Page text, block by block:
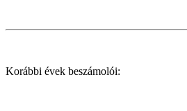
Korábbi évek beszámolói: